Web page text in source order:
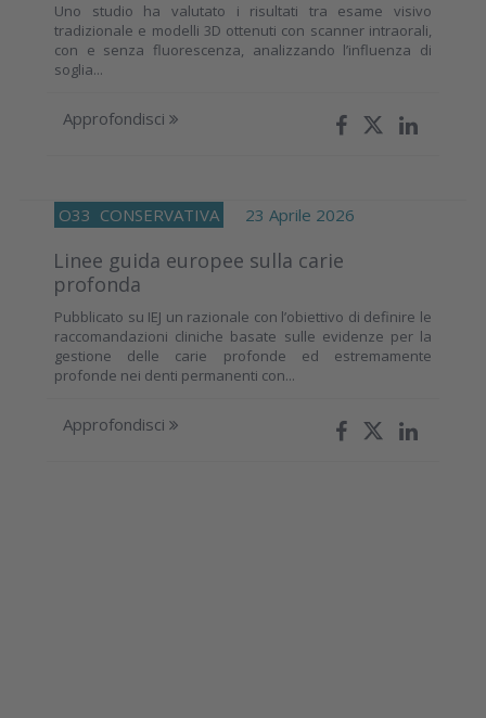
Uno studio ha valutato i risultati tra esame visivo
tradizionale e modelli 3D ottenuti con scanner intraorali,
con e senza fluorescenza, analizzando l’influenza di
soglia...
Approfondisci
O33 CONSERVATIVA 23 Aprile 2026
Linee guida europee sulla carie
profonda
Pubblicato su IEJ un razionale con l’obiettivo di definire le
raccomandazioni cliniche basate sulle evidenze per la
gestione delle carie profonde ed estremamente
profonde nei denti permanenti con...
Approfondisci